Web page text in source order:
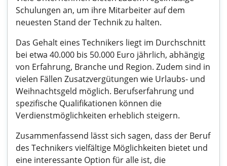
Schulungen an, um ihre Mitarbeiter auf dem
neuesten Stand der Technik zu halten.
Das Gehalt eines Technikers liegt im Durchschnitt
bei etwa 40.000 bis 50.000 Euro jährlich, abhängig
von Erfahrung, Branche und Region. Zudem sind in
vielen Fällen Zusatzvergütungen wie Urlaubs- und
Weihnachtsgeld möglich. Berufserfahrung und
spezifische Qualifikationen können die
Verdienstmöglichkeiten erheblich steigern.
Zusammenfassend lässt sich sagen, dass der Beruf
des Technikers vielfältige Möglichkeiten bietet und
eine interessante Option für alle ist, die